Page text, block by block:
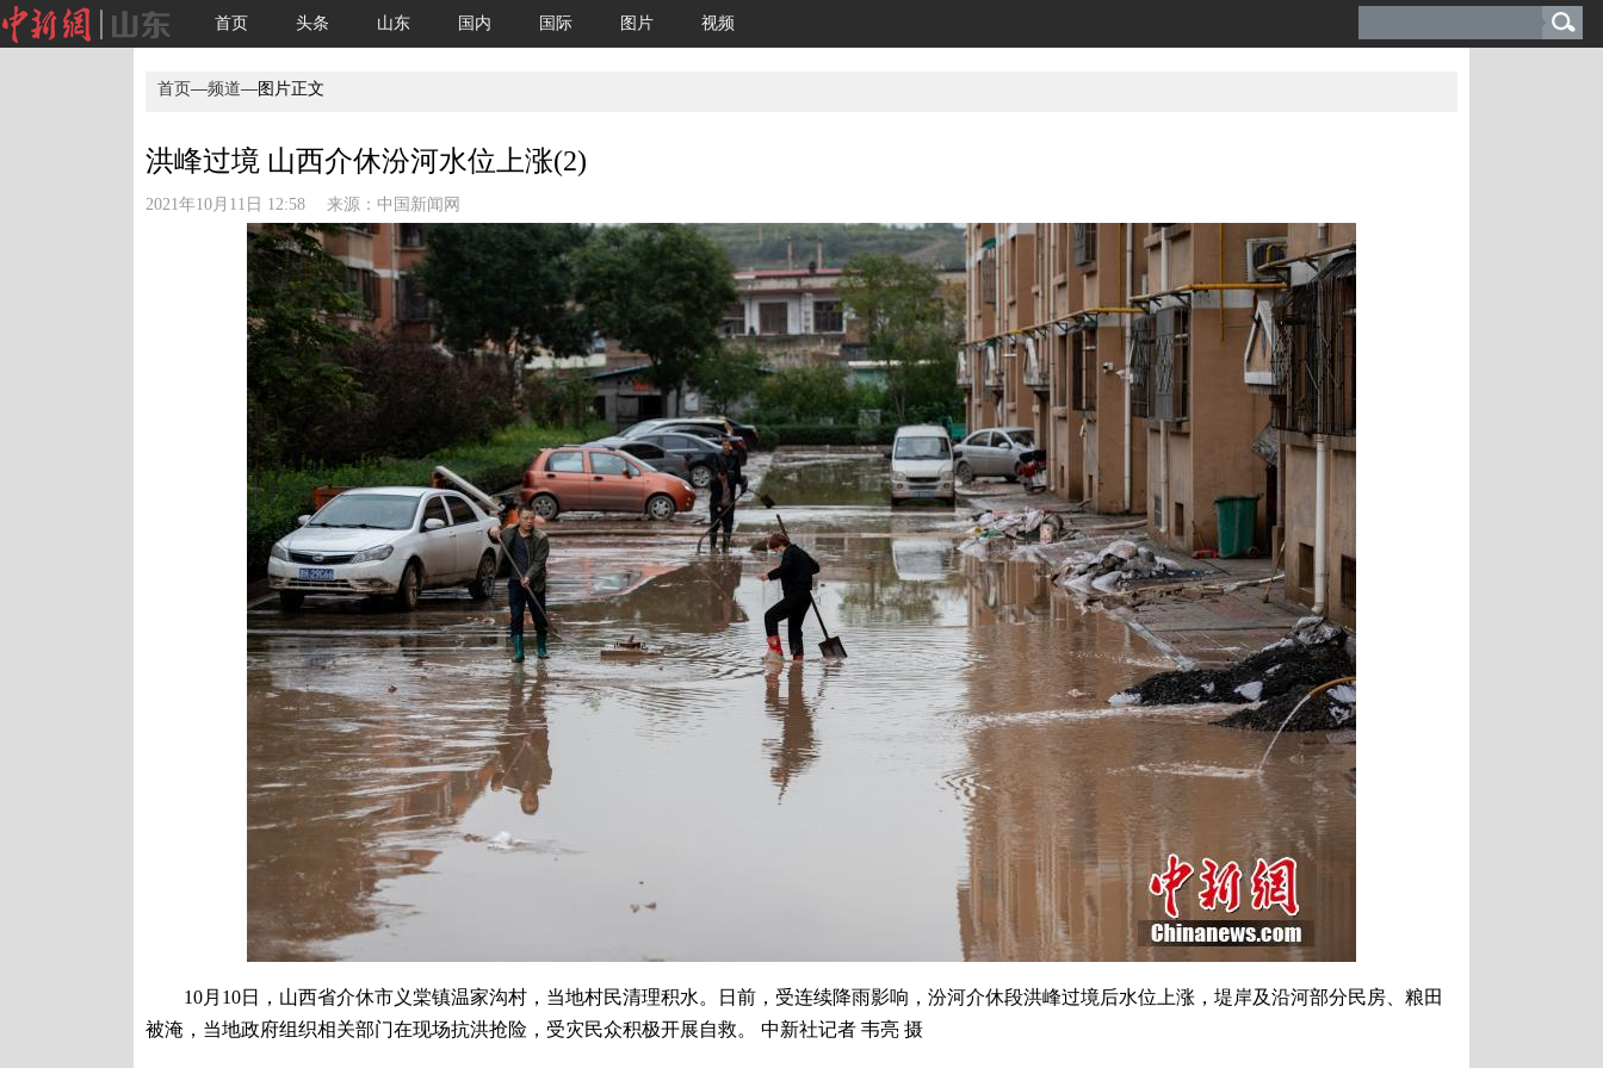
首页 头条 山东 国内 国际 图片 视频
首页—频道—图片正文
洪峰过境 山西介休汾河水位上涨(2)
2021年10月11日 12:58 来源： 中国新闻网
10月10日，山西省介休市义棠镇温家沟村，当地村民清理积水。日前，受连续降雨影响，汾河介休段洪峰过境后水位上涨，堤岸及沿河部分民房、粮田
被淹，当地政府组织相关部门在现场抗洪抢险，受灾民众积极开展自救。 中新社记者 韦亮 摄